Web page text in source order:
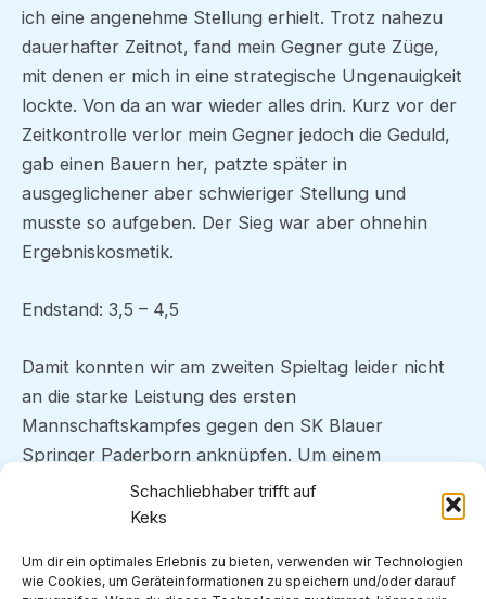
Schachliebhaber trifft auf
Keks
Um dir ein optimales Erlebnis zu bieten, verwenden wir Technologien
wie Cookies, um Geräteinformationen zu speichern und/oder darauf
ich eine angenehme Stellung erhielt. Trotz nahezu
dauerhafter Zeitnot, fand mein Gegner gute Züge,
mit denen er mich in eine strategische Ungenauigkeit
lockte. Von da an war wieder alles drin. Kurz vor der
Zeitkontrolle verlor mein Gegner jedoch die Geduld,
gab einen Bauern her, patzte später in
ausgeglichener aber schwieriger Stellung und
musste so aufgeben. Der Sieg war aber ohnehin
Ergebniskosmetik.
Endstand: 3,5 – 4,5
Damit konnten wir am zweiten Spieltag leider nicht
an die starke Leistung des ersten
Mannschaftskampfes gegen den SK Blauer
Springer Paderborn anknüpfen. Um einem
drohenden Abstieg zu entgehen, muss sich die
Mannschaftsleistung deutlich verbessern. In der
Münster II, bei der unbedingt eine